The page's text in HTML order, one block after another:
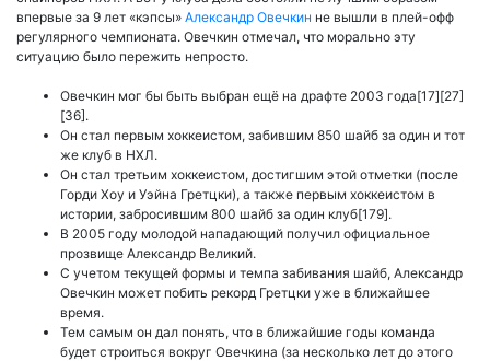
впервые за 9 лет «кэпсы» Александр Овечкин не вышли в плей-офф
регулярного чемпионата. Овечкин отмечал, что морально эту
ситуацию было пережить непросто.
Овечкин мог бы быть выбран ещё на драфте 2003 года[17][27]
[36].
Он стал первым хоккеистом, забившим 850 шайб за один и тот
же клуб в НХЛ.
Он стал третьим хоккеистом, достигшим этой отметки (после
Горди Хоу и Уэйна Гретцки), а также первым хоккеистом в
истории, забросившим 800 шайб за один клуб[179].
В 2005 году молодой нападающий получил официальное
прозвище Александр Великий.
С учетом текущей формы и темпа забивания шайб, Александр
Овечкин может побить рекорд Гретцки уже в ближайшее
время.
Тем самым он дал понять, что в ближайшие годы команда
будет строиться вокруг Овечкина (за несколько лет до этого